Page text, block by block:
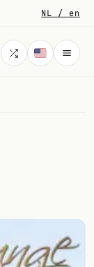
NL / en